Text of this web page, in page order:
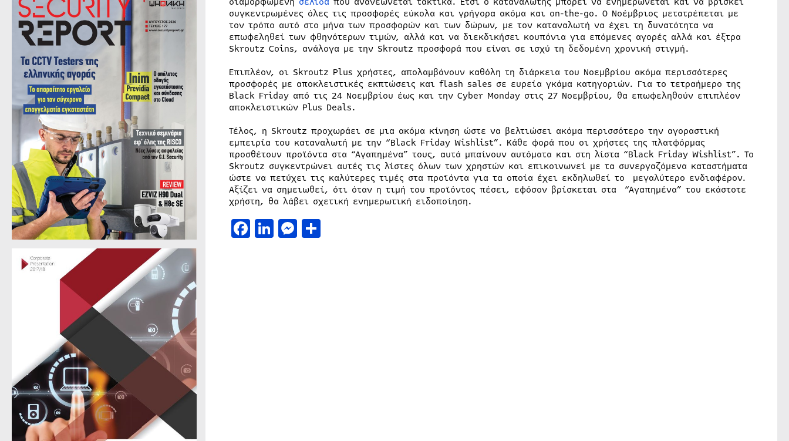
συγκεντρωμένες όλες τις προσφορές εύκολα και γρήγορα ακόμα και on-the-go. Ο Νοέμβριος μετατρέπεται με
τον τρόπο αυτό στο μήνα των προσφορών και των δώρων, με τον καταναλωτή να έχει τη δυνατότητα να
επωφεληθεί των φθηνότερων τιμών, αλλά και να διεκδικήσει κουπόνια για επόμενες αγορές αλλά και έξτρα
Skroutz Coins, ανάλογα με την Skroutz προσφορά που είναι σε ισχύ τη δεδομένη χρονική στιγμή.
Επιπλέον, οι Skroutz Plus χρήστες, απολαμβάνουν καθόλη τη διάρκεια του Νοεμβρίου ακόμα περισσότερες
προσφορές με αποκλειστικές εκπτώσεις και flash sales σε ευρεία γκάμα κατηγοριών. Για το τετραήμερο της
Black Friday από τις 24 Νοεμβρίου έως και την Cyber Monday στις 27 Νοεμβρίου, θα επωφεληθούν επιπλέον
αποκλειστικών Plus Deals.
Τέλος, η Skroutz προχωράει σε μια ακόμα κίνηση ώστε να βελτιώσει ακόμα περισσότερο την αγοραστική
εμπειρία του καταναλωτή με την “Black Friday Wishlist”. Κάθε φορά που οι χρήστες της πλατφόρμας
προσθέτουν προϊόντα στα “Αγαπημένα” τους, αυτά μπαίνουν αυτόματα και στη λίστα “Black Friday Wishlist”. Το
Skroutz συγκεντρώνει αυτές τις λίστες όλων των χρηστών και επικοινωνεί με τα συνεργαζόμενα καταστήματα
ώστε να πετύχει τις καλύτερες τιμές στα προϊόντα για τα οποία έχει εκδηλωθεί το μεγαλύτερο ενδιαφέρον.
Αξίζει να σημειωθεί, ότι όταν η τιμή του προϊόντος πέσει, εφόσον βρίσκεται στα “Αγαπημένα” του εκάστοτε
χρήστη, θα λάβει σχετική ενημερωτική ειδοποίηση.
Facebook
LinkedIn
Messenger
Μοιραστείτε